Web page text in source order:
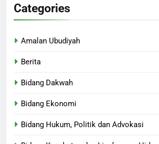
Categories
Amalan Ubudiyah
Berita
Bidang Dakwah
Bidang Ekonomi
Bidang Hukum, Politik dan Advokasi